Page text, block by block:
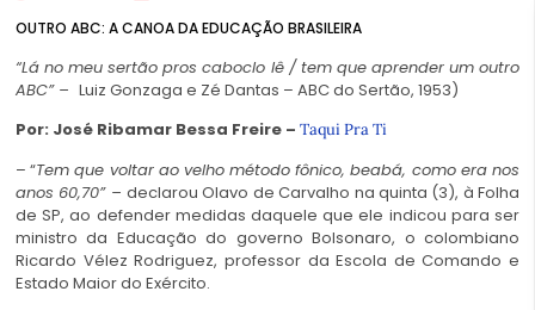
OUTRO ABC: A CANOA DA EDUCAÇÃO BRASILEIRA
“Lá no meu sertão pros caboclo lê / tem que aprender um outro
ABC” – Luiz Gonzaga e Zé Dantas – ABC do Sertão, 1953)
Por: José Ribamar Bessa Freire – Taqui Pra Ti
– “Tem que voltar ao velho método fônico, beabá, como era nos
anos 60,70” –declarou Olavo de Carvalho na quinta (3), à Folha
de SP, ao defender medidas daquele que ele indicou para ser
ministro da Educação do governo Bolsonaro, o colombiano
Ricardo Vélez Rodriguez, professor da Escola de Comando e
Estado Maior do Exército.